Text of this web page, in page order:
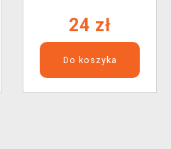
24 zł
Do koszyka